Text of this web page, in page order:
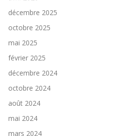
décembre 2025
octobre 2025
mai 2025
février 2025
décembre 2024
octobre 2024
août 2024
mai 2024
mars 2024